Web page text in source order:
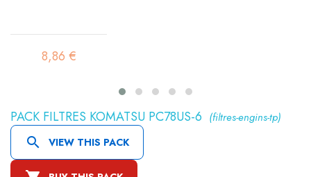
8,86 €
PACK FILTRES KOMATSU PC78US-6 (filtres-engins-tp)
 VIEW THIS PACK